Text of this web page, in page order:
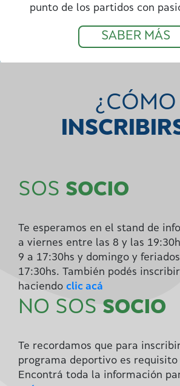
punto de los partidos con
SABER MÁS
¿CÓMO
SOS SOCIO
Te esperamos en el stand de
a viernes entre las 8 y las
9 a 17:30hs y domingo y
17:30hs. También podés
haciendo clic acá
NO SOS SOCIO
Te recordamos que para
programa deportivo es requisito
Encontrá toda la información